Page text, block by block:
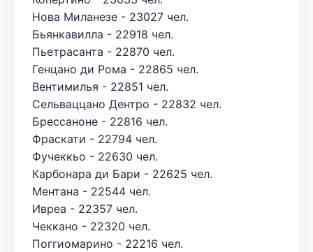
Нова Миланезе - 23027 чел.
Бьянкавилла - 22918 чел.
Пьетрасанта - 22870 чел.
Генцано ди Рома - 22865 чел.
Вентимилья - 22851 чел.
Сельваццано Дентро - 22832 чел.
Брессаноне - 22816 чел.
Фраскати - 22794 чел.
Фучеккьо - 22630 чел.
Карбонара ди Бари - 22625 чел.
Ментана - 22544 чел.
Ивреа - 22357 чел.
Чеккано - 22320 чел.
Поггиомарино - 22216 чел.